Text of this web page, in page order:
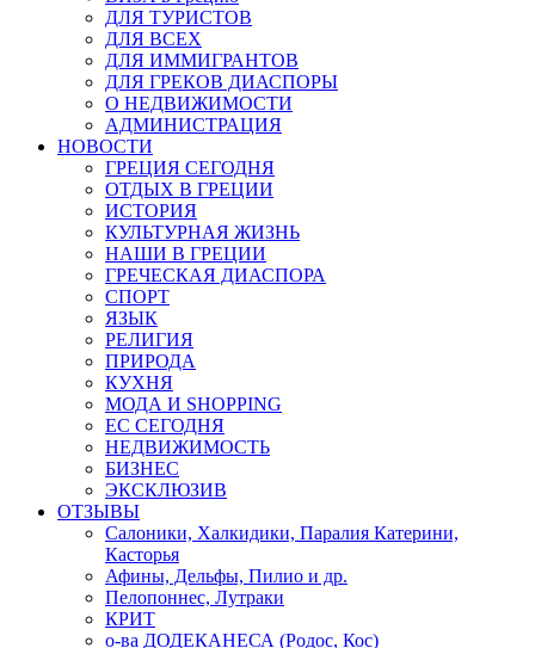
ДЛЯ ТУРИСТОВ
ДЛЯ ВСЕХ
ДЛЯ ИММИГРАНТОВ
ДЛЯ ГРЕКОВ ДИАСПОРЫ
О НЕДВИЖИМОСТИ
АДМИНИСТРАЦИЯ
НОВОСТИ
ГРЕЦИЯ СЕГОДНЯ
ОТДЫХ В ГРЕЦИИ
ИСТОРИЯ
КУЛЬТУРНАЯ ЖИЗНЬ
НАШИ В ГРЕЦИИ
ГРЕЧЕСКАЯ ДИАСПОРА
СПОРТ
ЯЗЫК
РЕЛИГИЯ
ПРИРОДА
КУХНЯ
МОДА И SHOPPING
ЕС СЕГОДНЯ
НЕДВИЖИМОСТЬ
БИЗНЕС
ЭКСКЛЮЗИВ
ОТЗЫВЫ
Салоники, Халкидики, Паралия Катерини,
Касторья
Афины, Дельфы, Пилио и др.
Пелопоннес, Лутраки
КРИТ
о-ва ДОДЕКАНЕСА (Родос, Кос)